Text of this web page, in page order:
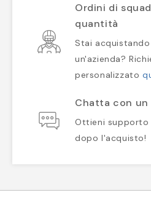
Ordini di
quantità
Stai
un'azienda?
personalizzato
Chatta con un
Ottieni
dopo l'acquisto!